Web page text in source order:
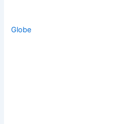
Globe